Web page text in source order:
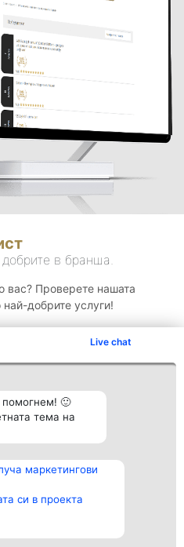
Live chat
помогнем! 🙂
тема на
маркетингови
си в проекта
в бранша.
вас? Проверете нашата
добрите услуги!
Устав
Контакти